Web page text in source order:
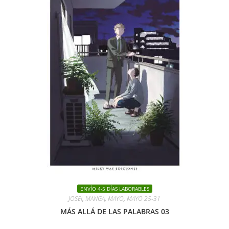
ENVÍO 4-5 DÍAS LABORABLES
JOSEI, MANGA, MAYO, MAYO 25-31
MÁS ALLÁ DE LAS PALABRAS 03